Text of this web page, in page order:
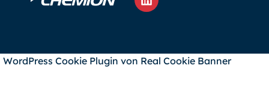
WordPress Cookie Plugin von Real Cookie Banner